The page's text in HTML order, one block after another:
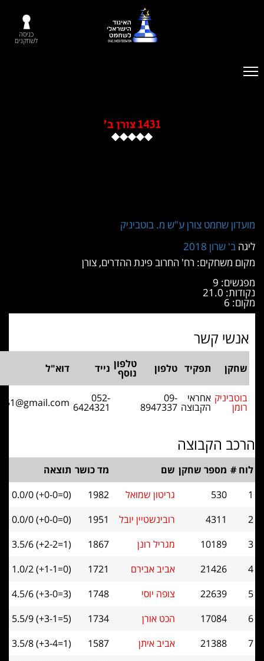
שחמט צורן ע"ש מ. בוטביניק
2018
רח' החרוב פינת ההדרים, צורן
9
קשר
תפקיד טלפון טלפון
נוסף נייד דוא"ל
אחראי
הקבוצה
09-
8947337
6424321
romb1951@gmail.com
הקבוצה
מספר שחקן שם מד כושר תוצאה
530
גריטון שמואל 1982
0.0/0 (+0-0=0)
4311
רובינשטיין יובל 1951
0.0/0 (+0-0=0)
10189
מגריל רונן 1867
3.5/6 (+2-2=1)
21426
אביב אבירם 1721
1.0/2 (+1-1=0)
22639
צופה יוסי
4.5/6 (+3-0=3)
17084
הכט אורן
5.5/9 (+3-1=5)
21388
אביב איתן 1587
3.5/8 (+3-4=1)